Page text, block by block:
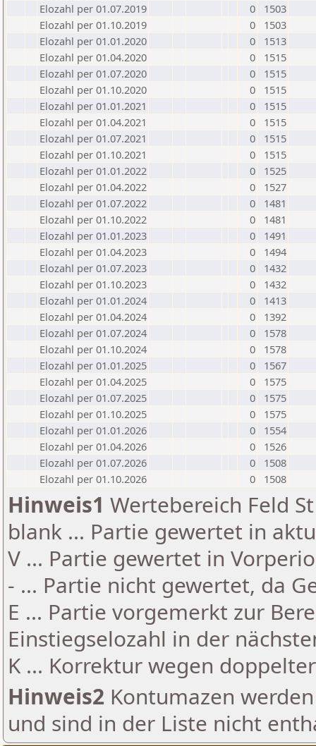
Elozahl per 01.07.2019
0
1503
Elozahl per 01.10.2019
0
1503
Elozahl per 01.01.2020
0
1513
Elozahl per 01.04.2020
0
1515
Elozahl per 01.07.2020
0
1515
Elozahl per 01.10.2020
0
1515
Elozahl per 01.01.2021
0
1515
Elozahl per 01.04.2021
0
1515
Elozahl per 01.07.2021
0
1515
Elozahl per 01.10.2021
0
1515
Elozahl per 01.01.2022
0
1525
Elozahl per 01.04.2022
0
1527
Elozahl per 01.07.2022
0
1481
Elozahl per 01.10.2022
0
1481
Elozahl per 01.01.2023
0
1491
Elozahl per 01.04.2023
0
1494
Elozahl per 01.07.2023
0
1432
Elozahl per 01.10.2023
0
1432
Elozahl per 01.01.2024
0
1413
Elozahl per 01.04.2024
0
1392
Elozahl per 01.07.2024
0
1578
Elozahl per 01.10.2024
0
1578
Elozahl per 01.01.2025
0
1567
Elozahl per 01.04.2025
0
1575
Elozahl per 01.07.2025
0
1575
Elozahl per 01.10.2025
0
1575
Elozahl per 01.01.2026
0
1554
Elozahl per 01.04.2026
0
1526
Elozahl per 01.07.2026
0
1508
Elozahl per 01.10.2026
0 1508
Hinweis1 Wertebereich Feld
blank ... Partie gewertet in
V ... Partie gewertet in
- ... Partie nicht gewertet, da
E ... Partie vorgemerkt zur
Einstiegselozahl in der
K ... Korrektur wegen
Hinweis2 Kontumazen
und sind in der Liste nicht